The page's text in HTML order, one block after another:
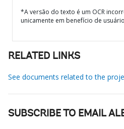
*A versão do texto é um OCR
unicamente em benefício de
RELATED LINKS
See documents related to the
SUBSCRIBE TO EMAIL